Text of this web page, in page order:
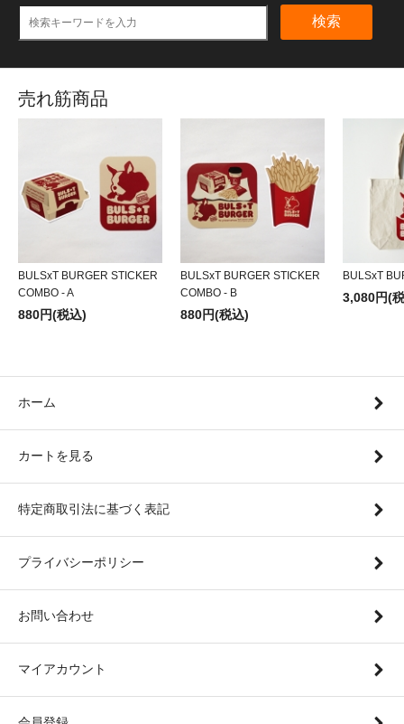
検索
売れ筋商品
BULSxT BURGER STICKER
COMBO - A
880円(税込)
BULSxT BURGER STICKER
COMBO - B
880円(税込)
BULSxT
3,080円(
ホーム
カートを見る
特定商取引法に基づく表記
プライバシーポリシー
お問い合わせ
マイアカウント